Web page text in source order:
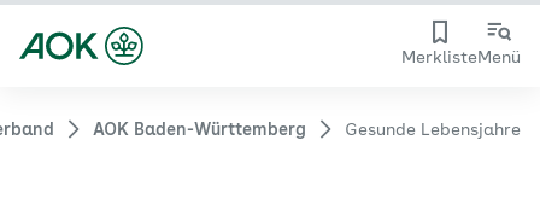
MerklisteMenü
AOK Baden-Württemberg Gesunde Lebensjahre